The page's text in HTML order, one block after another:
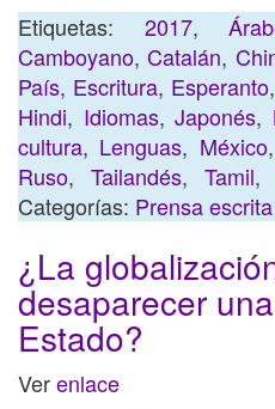
Etiquetas: 2017,
Camboyano,Catalán,
País, Escritura, Esperanto,
Hindi, Idiomas,Japonés,
cultura, Lenguas, México,
Ruso, Tailandés, Tamil,
Categorías: Prensa escrita
¿La
desaparecer
Estado?
Verenlace